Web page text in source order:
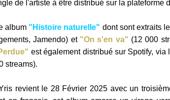
de l'artiste à être distribué sur la plateforme
album "Histoire naturelle" dont sont extraits
Jamendo) et "On s'en va" (12 000
est également distribué sur Spotify, via
streams).
revient le 28 Février 2025 avec un